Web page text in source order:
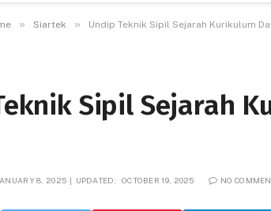
» Siartek » Undip Teknik Sipil Sejarah Kurikulum
Sipil Sejarah
8, 2025 UPDATED: OCTOBER 19, 2025 NO